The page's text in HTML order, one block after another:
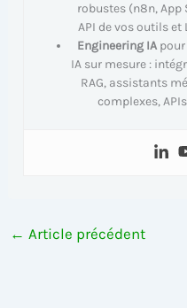
robustes (n8n, App
API de vos outils et
Engineering IApour
IA sur mesure :
RAG, assistants
complexes,
← Article précédent